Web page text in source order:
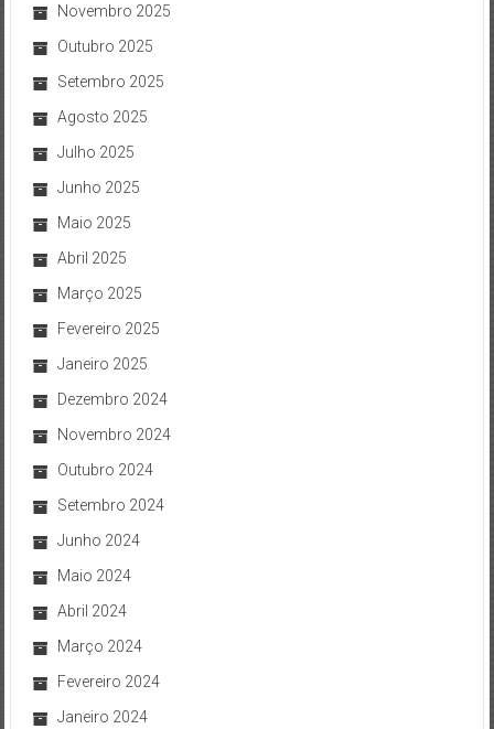
Novembro 2025
Outubro 2025
Setembro 2025
Agosto 2025
Julho 2025
Junho 2025
Maio 2025
Abril 2025
Março 2025
Fevereiro 2025
Janeiro 2025
Dezembro 2024
Novembro 2024
Outubro 2024
Setembro 2024
Junho 2024
Maio 2024
Abril 2024
Março 2024
Fevereiro 2024
Janeiro 2024